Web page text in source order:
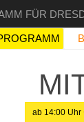
FÜR
ab 14:00 Uhr